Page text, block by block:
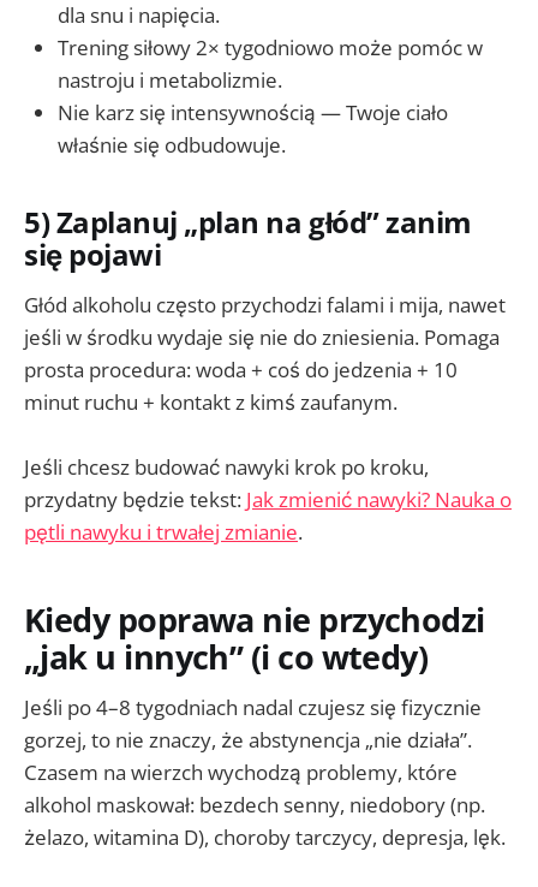
dla snu i napięcia.
Trening siłowy 2× tygodniowo może pomóc w
nastroju i metabolizmie.
Nie karz się intensywnością — Twoje ciało
właśnie się odbudowuje.
5) Zaplanuj „plan na głód” zanim
się pojawi
Głód alkoholu często przychodzi falami i mija, nawet
jeśli w środku wydaje się nie do zniesienia. Pomaga
prosta procedura: woda + coś do jedzenia + 10
minut ruchu + kontakt z kimś zaufanym.
Jeśli chcesz budować nawyki krok po kroku,
przydatny będzie tekst: Jak zmienić nawyki? Nauka o
pętli nawyku i trwałej zmianie.
Kiedy poprawa nie przychodzi
„jak u innych” (i co wtedy)
Jeśli po 4–8 tygodniach nadal czujesz się fizycznie
gorzej, to nie znaczy, że abstynencja „nie działa”.
Czasem na wierzch wychodzą problemy, które
alkohol maskował: bezdech senny, niedobory (np.
żelazo, witamina D), choroby tarczycy, depresja, lęk.